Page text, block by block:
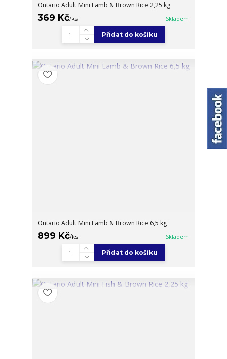
Ontario Adult Mini Lamb & Brown Rice 2,25 kg
369 Kč/ks Skladem
Přidat do košíku
Ontario Adult Mini Lamb & Brown Rice 6,5 kg
899 Kč/ks Skladem
Přidat do košíku